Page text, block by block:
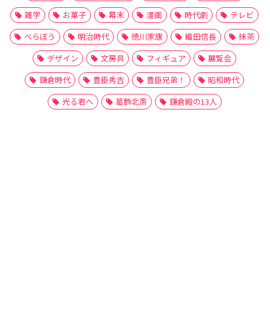
雑学
お菓子 幕末 漫画 時代劇
テレビ
べらぼう
明治時代 徳川家康 織田信長
抹茶
デザイン
文房具 フィギュア
展覧会
鎌倉時代
豊臣秀吉 豊臣兄弟！
昭和時代
光る君へ
葛飾北斎 鎌倉殿の13人